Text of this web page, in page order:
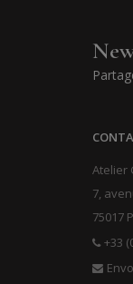
Atelier
7,
75017
+33